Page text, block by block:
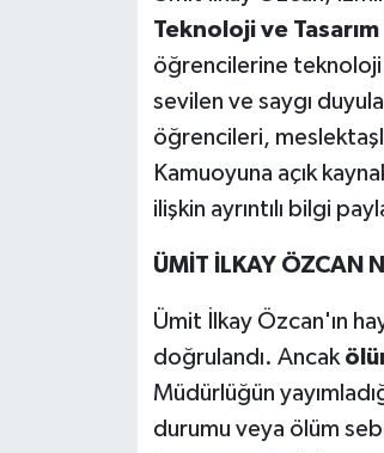
Teknoloji ve
öğrencilerine teknoloji
sevilen ve saygı
öğrencileri,
Kamuoyuna açık
ilişkin ayrıntılı bilgi
ÜMİT İLKAY ÖZCAN
Ümit İlkay Özcan'ın
doğrulandı. Ancak
Müdürlüğün
durumu veya ölüm